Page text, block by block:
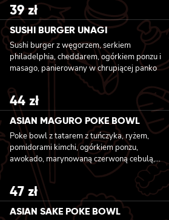
39zł
SUSHI BURGER UNAGI
Sushi burger z węgorzem, serkiem
philadelphia, cheddarem, ogórkiem ponzu i
masago, panierowany w chrupiącej panko
44 zł
ASIAN MAGURO POKE BOWL
Poke bowl z tatarem z tuńczyka, ryżem,
pomidorami kimchi, ogórkiem ponzu,
awokado, marynowaną czerwoną cebulą,
fasolką edamame, grzybami mun z sezamem,
kolendrą i orzechami nerkowca
47 zł
ASIAN SAKE POKE BOWL